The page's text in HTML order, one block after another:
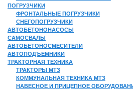
ПОГРУЗЧИКИ
ФРОНТАЛЬНЫЕ ПОГРУЗЧИКИ
СНЕГОПОГРУЗЧИКИ
АВТОБЕТОНОНАСОСЫ
САМОСВАЛЫ
АВТОБЕТОНОСМЕСИТЕЛИ
АВТОПОДЪЕМНИКИ
ТРАКТОРНАЯ ТЕХНИКА
ТРАКТОРЫ МТЗ
КОММУНАЛЬНАЯ ТЕХНИКА МТЗ
НАВЕСНОЕ И ПРИЦЕПНОЕ